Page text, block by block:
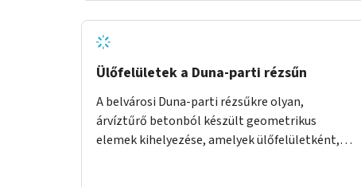
Ülőfelületek a Duna-parti rézsűn
A belvárosi Duna-parti rézsűkre olyan,
árvíztűrő betonból készült geometrikus
elemek kihelyezése, amelyek ülőfelületként,